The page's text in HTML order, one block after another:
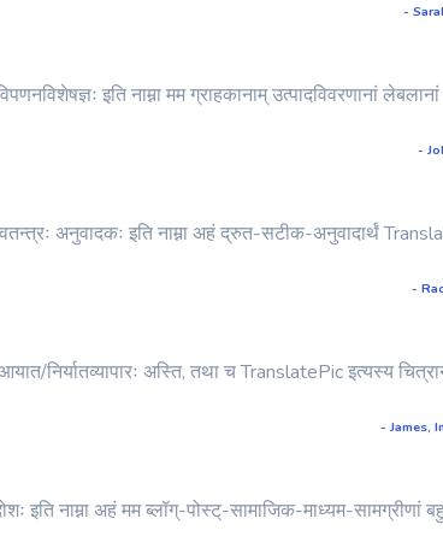
-
इति नाम्ना मम ग्राहकानाम् उत्पादविवरणानां
-
अनुवादकः इति नाम्ना अहं द्रुत-सटीक-अनुवादार्थं
-
निर्यातव्यापारः अस्ति, तथा च TranslatePic इत्यस्य
- James,
इति नाम्ना अहं मम ब्लॉग्-पोस्ट्-सामाजिक-माध्यम-